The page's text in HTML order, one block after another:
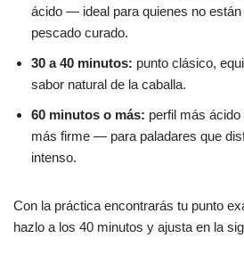
ácido — ideal para quienes no
pescado curado.
30 a 40 minutos: punto clásico,
sabor natural de la caballa.
60 minutos o más: perfil más
más firme — para paladares que
intenso.
Con la práctica encontrarás tu punto
hazlo a los 40 minutos y ajusta en la